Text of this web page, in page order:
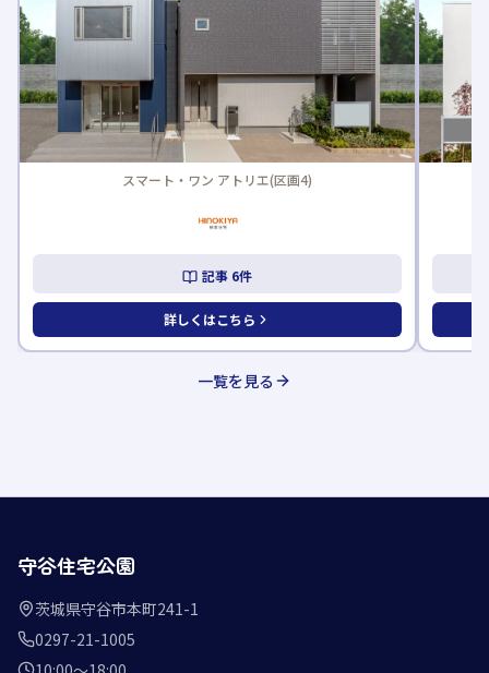
スマート・ワン アトリエ(区画4)
記事 6件
詳しくはこちら
一覧を見る
守谷住宅公園
茨城県守谷市本町241-1
0297-21-1005